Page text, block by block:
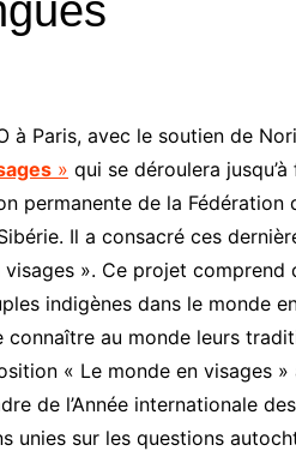
à Paris, avec le soutien de
» qui se déroulera
permanente de la Fédération
Il a consacré ces
». Ce projet comprend
indigènes dans le monde
au monde leurs
« Le monde en visages
de l’Année internationale
unies sur les questions